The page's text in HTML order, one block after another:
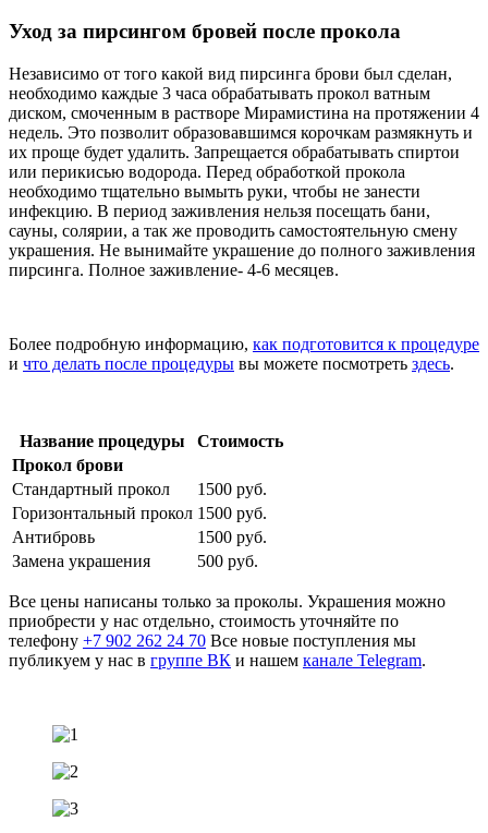
Уход за пирсингом бровей после прокола
Независимо от того какой вид пирсинга брови был сделан,
необходимо каждые 3 часа обрабатывать прокол ватным
диском, смоченным в растворе Мирамистина на протяжении 4
недель. Это позволит образовавшимся корочкам размякнуть и
их проще будет удалить. Запрещается обрабатывать спиртои
или перикисью водорода. Перед обработкой прокола
необходимо тщательно вымыть руки, чтобы не занести
инфекцию. В период заживления нельзя посещать бани,
сауны, солярии, а так же проводить самостоятельную смену
украшения. Не вынимайте украшение до полного заживления
пирсинга. Полное заживление- 4-6 месяцев.
Более подробную информацию, как подготовится к процедуре
и что делать после процедуры вы можете посмотреть здесь.
Название процедуры
Стоимость
Прокол брови
Стандартный прокол
1500 руб.
Горизонтальный прокол 1500 руб.
Антибровь
1500 руб.
Замена украшения
500 руб.
Все цены написаны только за проколы. Украшения можно
приобрести у нас отдельно, стоимость уточняйте по
телефону +7 902 262 24 70 Все новые поступления мы
публикуем у нас в группе ВК и нашем канале Telegram.